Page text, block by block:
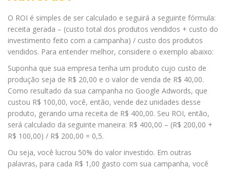
O ROI é simples de ser calculado e seguirá a seguinte fórmula:
receita gerada – (custo total dos produtos vendidos + custo do
investimento feito com a campanha) / custo dos produtos
vendidos. Para entender melhor, considere o exemplo abaixo:
Suponha que sua empresa tenha um produto cujo custo de
produção seja de R$ 20,00 e o valor de venda de R$ 40,00.
Como resultado da sua campanha no Google Adwords, que
custou R$ 100,00, você, então, vende dez unidades desse
produto, gerando uma receita de R$ 400,00. Seu ROI, então,
será calculado da seguinte maneira: R$ 400,00 – (R$ 200,00 +
R$ 100,00) / R$ 200,00 = 0,5.
Ou seja, você lucrou 50% do valor investido. Em outras
palavras, para cada R$ 1,00 gasto com sua campanha, você